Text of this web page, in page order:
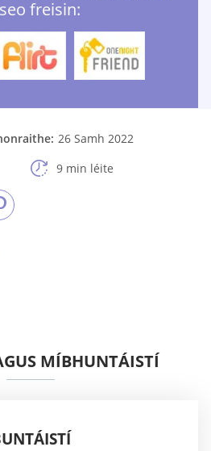
freisin:
26 Samh 2022
9 min léite
MÍBHUNTÁISTÍ